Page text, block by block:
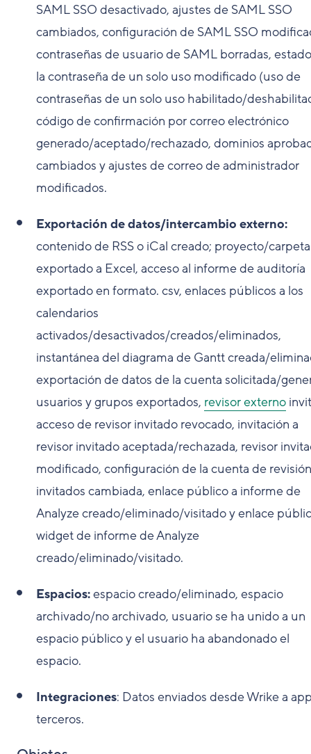
SAML SSO desactivado, ajustes de SAML SSO
cambiados, configuración de SAML SSO
contraseñas de usuario de SAML borradas,
la contraseña de un solo uso modificado (uso de
contraseñas de un solo uso habilitado/
código de confirmación por correo electrónico
generado/aceptado/rechazado, dominios
cambiados y ajustes de correo de administrador
modificados.
Exportación de datos/intercambio externo:
contenido de RSS o iCal creado; proyecto/carpeta
exportado a Excel, acceso al informe de auditoría
exportado en formato. csv, enlaces públicos a los
calendarios
activados/desactivados/creados/eliminados,
instantánea del diagrama de Gantt creada/
exportación de datos de la cuenta solicitada/
usuarios y grupos exportados, revisor externo
acceso de revisor invitado revocado, invitación a
revisor invitado aceptada/rechazada, revisor
modificado, configuración de la cuenta de
invitados cambiada, enlace público a informe de
Analyze creado/eliminado/visitado y enlace
widget de informe de Analyze
creado/eliminado/visitado.
Espacios:espacio creado/eliminado, espacio
archivado/no archivado, usuario se ha unido a un
espacio público y el usuario ha abandonado el
espacio.
Integraciones: Datos enviados desde Wrike a
terceros.